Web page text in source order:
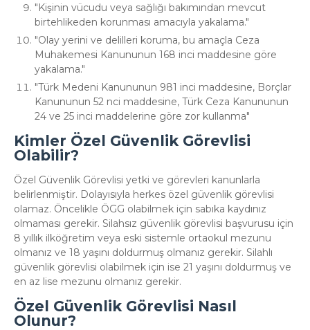
Kişinin vücudu veya sağlığı bakımından mevcut
birtehlikeden korunması amacıyla yakalama.
Olay yerini ve delilleri koruma, bu amaçla Ceza
Muhakemesi Kanununun 168 inci maddesine göre
yakalama.
Türk Medeni Kanununun 981 inci maddesine, Borçlar
Kanununun 52 nci maddesine, Türk Ceza Kanununun
24 ve 25 inci maddelerine göre zor kullanma
Kimler Özel Güvenlik Görevlisi
Olabilir?
Özel Güvenlik Görevlisi yetki ve görevleri kanunlarla
belirlenmiştir. Dolayısıyla herkes özel güvenlik görevlisi
olamaz. Öncelikle ÖGG olabilmek için sabıka kaydınız
olmaması gerekir. Silahsız güvenlik görevlisi başvurusu için
8 yıllık ilköğretim veya eski sistemle ortaokul mezunu
olmanız ve 18 yaşını doldurmuş olmanız gerekir. Silahlı
güvenlik görevlisi olabilmek için ise 21 yaşını doldurmuş ve
en az lise mezunu olmanız gerekir.
Özel Güvenlik Görevlisi Nasıl
Olunur?